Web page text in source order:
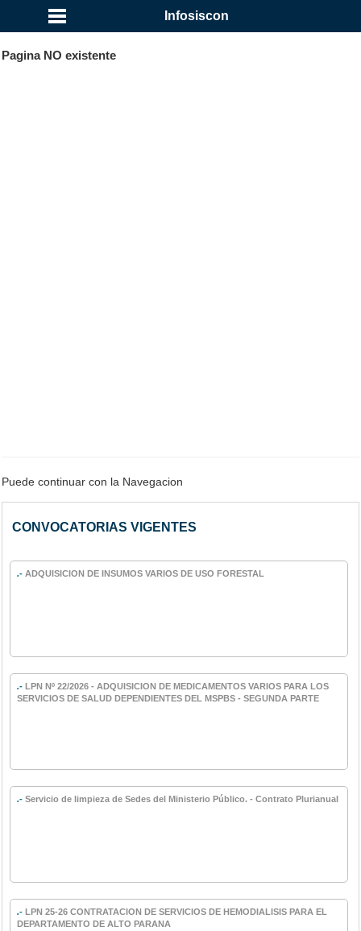
Infosiscon
Pagina NO existente
Puede continuar con la Navegacion
CONVOCATORIAS VIGENTES
.- ADQUISICION DE INSUMOS VARIOS DE USO FORESTAL
.- LPN Nº 22/2026 - ADQUISICION DE MEDICAMENTOS VARIOS PARA LOS
SERVICIOS DE SALUD DEPENDIENTES DEL MSPBS - SEGUNDA PARTE
.- Servicio de limpieza de Sedes del Ministerio Público. - Contrato Plurianual
.- LPN 25-26 CONTRATACION DE SERVICIOS DE HEMODIALISIS PARA EL
DEPARTAMENTO DE ALTO PARANA